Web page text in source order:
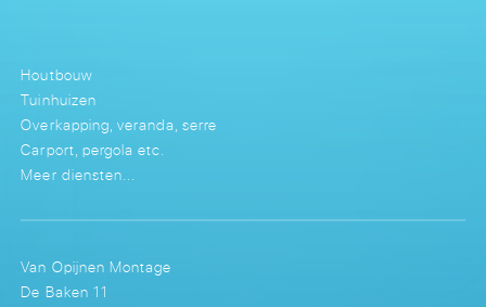
Houtbouw
Tuinhuizen
Overkapping, veranda, serre
Carport, pergola etc.
Meer diensten...
Van Opijnen Montage
De Baken 11